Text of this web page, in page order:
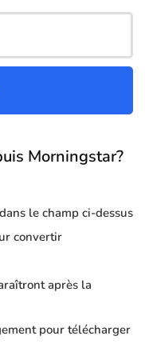
Morningstar?
le champ ci-dessus
convertir
après la
pour télécharger